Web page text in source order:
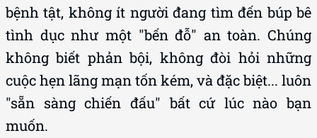
bệnh tật, không ít người đang tìm đến búp bê
tình dục như một "bến đỗ" an toàn. Chúng
không biết phản bội, không đòi hỏi những
cuộc hẹn lãng mạn tốn kém, và đặc biệt... luôn
"sẵn sàng chiến đấu" bất cứ lúc nào bạn
muốn.